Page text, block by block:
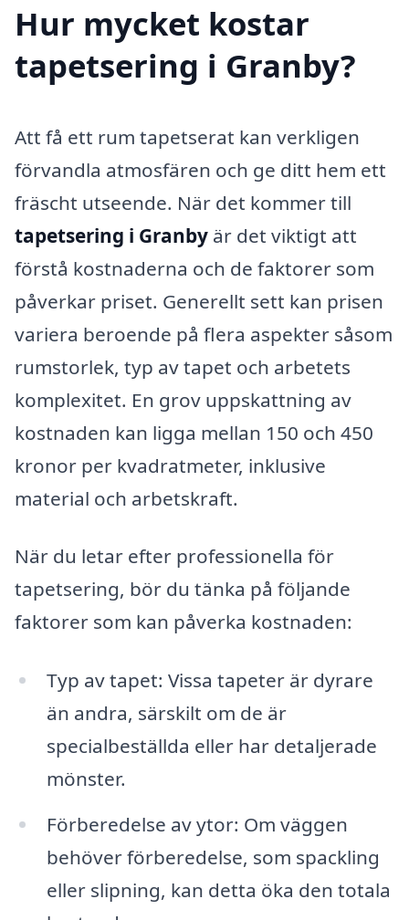
Hur mycket kostar
tapetsering i Granby?
Att få ett rum tapetserat kan verkligen
förvandla atmosfären och ge ditt hem ett
fräscht utseende. När det kommer till
tapetsering i Granby är det viktigt att
förstå kostnaderna och de faktorer som
påverkar priset. Generellt sett kan prisen
variera beroende på flera aspekter såsom
rumstorlek, typ av tapet och arbetets
komplexitet. En grov uppskattning av
kostnaden kan ligga mellan 150 och 450
kronor per kvadratmeter, inklusive
material och arbetskraft.
När du letar efter professionella för
tapetsering, bör du tänka på följande
faktorer som kan påverka kostnaden:
Typ av tapet: Vissa tapeter är dyrare
än andra, särskilt om de är
specialbeställda eller har detaljerade
mönster.
Förberedelse av ytor: Om väggen
behöver förberedelse, som spackling
eller slipning, kan detta öka den totala